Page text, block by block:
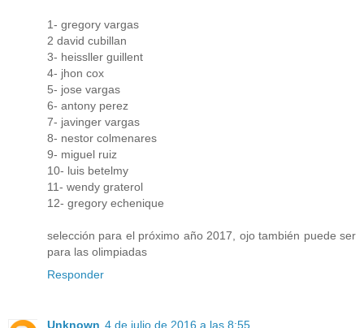
1- gregory vargas
2 david cubillan
3- heissller guillent
4- jhon cox
5- jose vargas
6- antony perez
7- javinger vargas
8- nestor colmenares
9- miguel ruiz
10- luis betelmy
11- wendy graterol
12- gregory echenique
selección para el próximo año 2017, ojo también puede ser
para las olimpiadas
Responder
Unknown 4 de julio de 2016 a las 8:55